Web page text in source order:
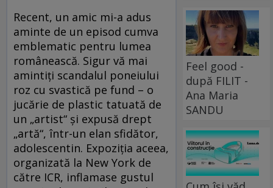
Recent, un amic mi-a adus
aminte de un episod cumva
emblematic pentru lumea
românească. Sigur vă mai
amintiţi scandalul poneiului
roz cu svastică pe fund – o
jucărie de plastic tatuată de
un „artist“ şi expusă drept
„artă“, într-un elan sfidător,
adolescentin. Expoziţia aceea,
organizată la New York de
către ICR, inflamase gustul
Feel good -
după FILIT -
Ana Maria
SANDU